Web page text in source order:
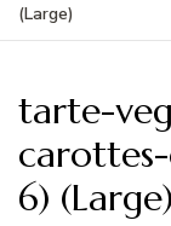
(Large)
tarte-
6) (Large)